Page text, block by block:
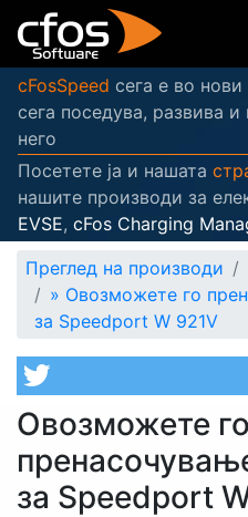
cFosSpeed сега е во
сега поседува, развива
него
Посетете ја и нашата
нашите производи за
EVSE, cFos Charging
Преглед на производи
» Овозможете го
за Speedport W 921V
Овозможете го
за Speedport